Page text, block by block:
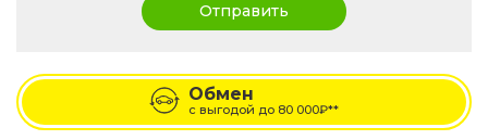
Отправить
Обмен
с выгодой до 80 000₽**